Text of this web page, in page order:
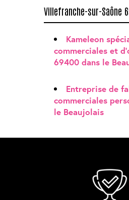
Villefranche-sur-Saône
Kameleon
commerciales et
69400 dans le
Entreprise de
commerciales
le Beaujolais